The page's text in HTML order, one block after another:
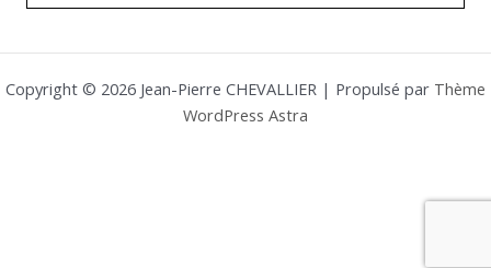
Copyright © 2026 Jean-Pierre CHEVALLIER | Propulsé par Thème
WordPress Astra